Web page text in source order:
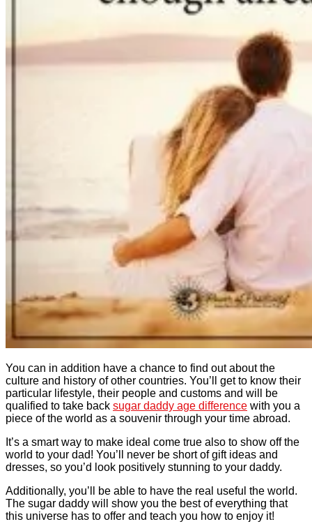
You can in addition have a chance to find out about the
culture and history of other countries. You’ll get to know their
particular lifestyle, their people and customs and will be
qualified to take back sugar daddy age difference with you a
piece of the world as a souvenir through your time abroad.
It’s a smart way to make ideal come true also to show off the
world to your dad! You’ll never be short of gift ideas and
dresses, so you’d look positively stunning to your daddy.
Additionally, you’ll be able to have the real useful the world.
The sugar daddy will show you the best of everything that
this universe has to offer and teach you how to enjoy it!